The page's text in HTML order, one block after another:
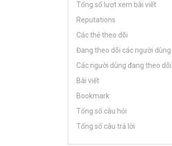
Tổng số lượt xem bài viết
Reputations
Các thẻ theo dõi
Đang theo dõi các người dùng
Các người dùng đang theo dõi
Bài viết
Bookmark
Tổng số câu hỏi
Tổng số câu trả lời